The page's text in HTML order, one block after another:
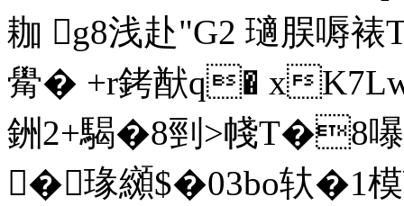
耞 g8浅赴"G2 瓋脵嗕裱
觷� +r銬猷q� xK7Lw
銂2+騔�8剄>帴T�8
�瑑纐$�03bo轪�1模